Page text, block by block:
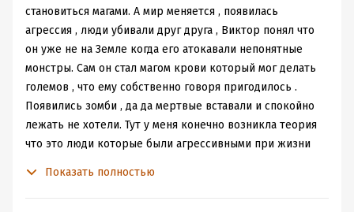
становиться магами. А мир меняется , появилась
агрессия , люди убивали друг друга , Виктор понял что
он уже не на Земле когда его атокавали непонятные
монстры. Сам он стал магом крови который мог делать
големов , что ему собственно говоря пригодилось .
Появились зомби , да да мертвые вставали и спокойно
лежать не хотели. Тут у меня конечно возникла теория
что это люди которые были агрессивными при жизни
Показать полностью